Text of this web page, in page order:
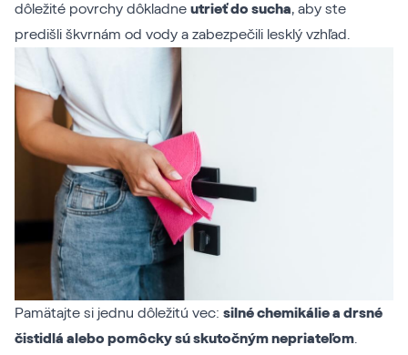
dôležité povrchy dôkladne utrieť do sucha, aby ste
predišli škvrnám od vody a zabezpečili lesklý vzhľad.
Pamätajte si jednu dôležitú vec: silné chemikálie a drsné
čistidlá alebo pomôcky sú skutočným nepriateľom